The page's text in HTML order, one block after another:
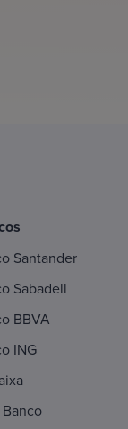
Santander
Sabadell
BBVA
ING